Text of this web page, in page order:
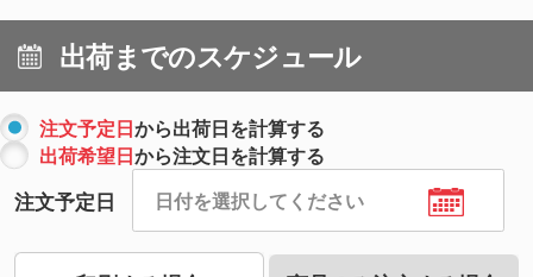
出荷までのスケジュール
注文予定日から出荷日を計算する
出荷希望日から注文日を計算する
注文予定日